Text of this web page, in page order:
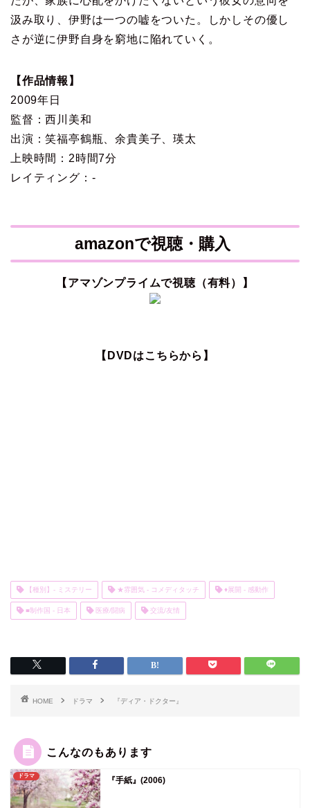
汲み取り、伊野は一つの嘘をついた。しかしその優し
さが逆に伊野自身を窮地に陥れていく。
【作品情報】
2009年日
監督：西川美和
出演：笑福亭鶴瓶、余貴美子、瑛太
上映時間：2時間7分
レイティング：-
amazonで視聴・購入
【アマゾンプライムで視聴（有料）】
【DVDはこちらから】
【種別】- ミステリー ★雰囲気 - コメディタッチ ♦展開 - 感動作
■制作国 - 日本 医療/闘病 交流/友情
HOME ドラマ 『ディア・ドクター』
こんなのもあります
ドラマ 『手紙』(2006)